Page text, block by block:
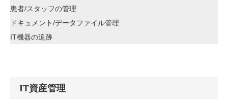
患者/スタッフの管理
ドキュメント/データファイル管理
IT機器の追跡
IT資産管理